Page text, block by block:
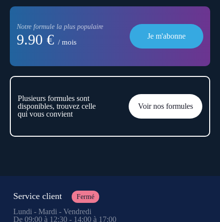
Notre formule la plus populaire
9.90 € / mois
Je m'abonne
Plusieurs formules sont
disponibles, trouvez celle
qui vous convient
Voir nos formules
Service client Fermé
Lundi - Mardi - Vendredi
De 09:00 à 12:30 - 14:00 à 17:00